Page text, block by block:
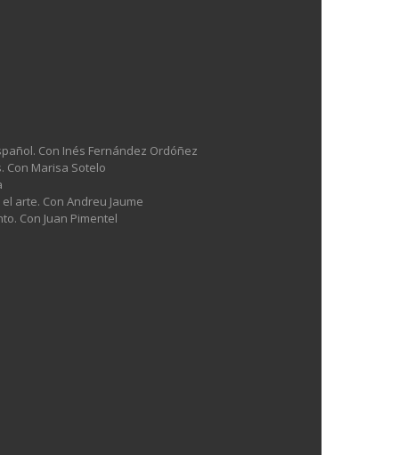
Con Inés Fernández Ordóñez
Con Marisa Sotelo
arte. Con Andreu Jaume
Con Juan Pimentel